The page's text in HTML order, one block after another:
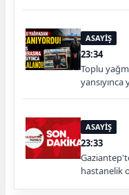
ASAYİŞ
23:34
Toplu
yansıyınca
ASAYİŞ
23:33
hastanelik